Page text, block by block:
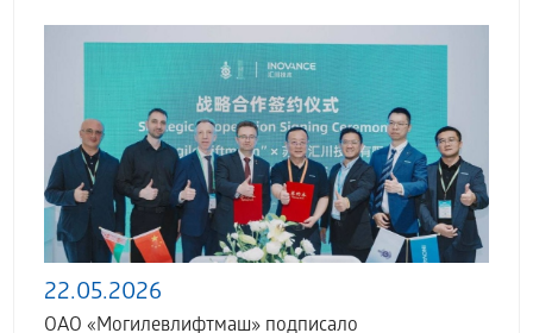
22.05.2026
ОАО «Могилевлифтмаш» подписало